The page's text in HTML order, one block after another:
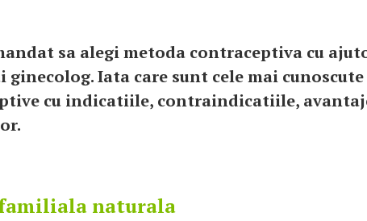
sa alegi metoda contraceptiva cu
ginecolog. Iata care sunt cele mai
cu indicatiile, contraindicatiile,
naturala